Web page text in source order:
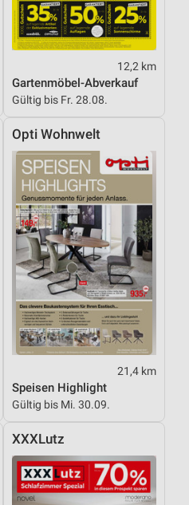
12,2 km
Gartenmöbel-Abverkauf
Gültig bis Fr. 28.08.
Opti Wohnwelt
21,4 km
Speisen Highlight
Gültig bis Mi. 30.09.
XXXLutz